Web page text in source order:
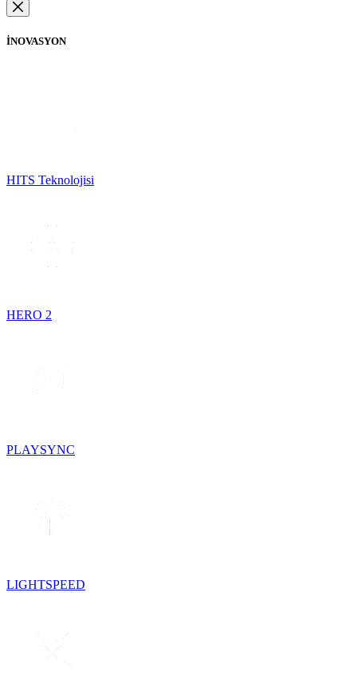
İNOVASYON
HITS Teknolojisi
HERO 2
PLAYSYNC
LIGHTSPEED